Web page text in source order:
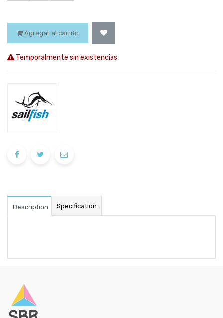
Agregar al carrito
Temporalmente sin existencias
Description Specification